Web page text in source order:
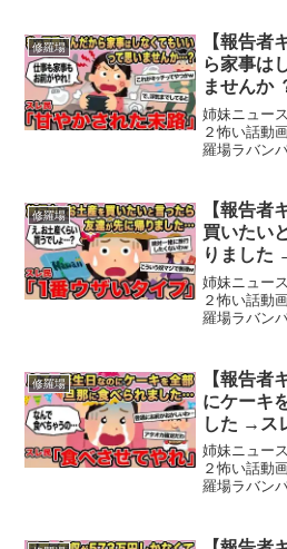
るイッチの
残し？とス
女の実態は
修羅場
【報告者
ら家事は
ませんか ？→スレ民「甘やかさ
れた末路
姉妹ニュー
２怖い話動
羅場ラバン
進むにつれ
ります。今
たはどう感
修羅場
【報告者
買いたい
りました →スレ民「1番ウザいタ
イプ」
姉妹ニュー
２怖い話動
羅場ラバン
進むにつれ
ります。今
たはどう感
修羅場
【報告者
にケーキ
した →スレ民「食べさせてや
れ」
姉妹ニュー
２怖い話動
羅場ラバン
だの相談の
進むにつれ
ります。今